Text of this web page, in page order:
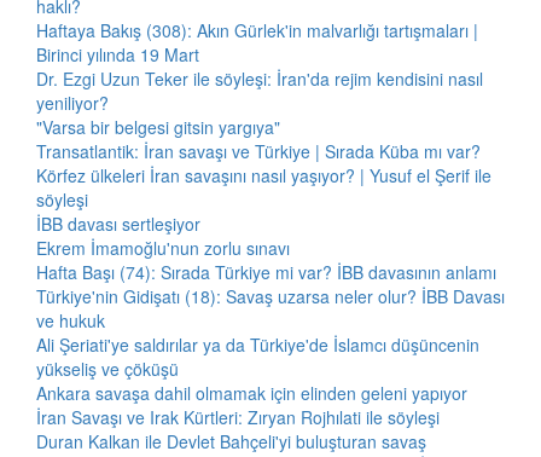
haklı?
Haftaya Bakış (308): Akın Gürlek'in malvarlığı tartışmaları |
Birinci yılında 19 Mart
Dr. Ezgi Uzun Teker ile söyleşi: İran'da rejim kendisini nasıl
yeniliyor?
"Varsa bir belgesi gitsin yargıya"
Transatlantik: İran savaşı ve Türkiye | Sırada Küba mı var?
Körfez ülkeleri İran savaşını nasıl yaşıyor? | Yusuf el Şerif ile
söyleşi
İBB davası sertleşiyor
Ekrem İmamoğlu'nun zorlu sınavı
Hafta Başı (74): Sırada Türkiye mi var? İBB davasının anlamı
Türkiye'nin Gidişatı (18): Savaş uzarsa neler olur? İBB Davası
ve hukuk
Ali Şeriati'ye saldırılar ya da Türkiye'de İslamcı düşüncenin
yükseliş ve çöküşü
Ankara savaşa dahil olmamak için elinden geleni yapıyor
İran Savaşı ve Irak Kürtleri: Zıryan Rojhılati ile söyleşi
Duran Kalkan ile Devlet Bahçeli'yi buluşturan savaş